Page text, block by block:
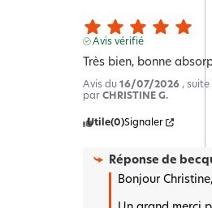
Avis vérifié
Très bien, bonne
Avis du 16/07/2026 , suite
par CHRISTINE G.
Utile(0)Signaler
Réponse de
Bonjour Christine,